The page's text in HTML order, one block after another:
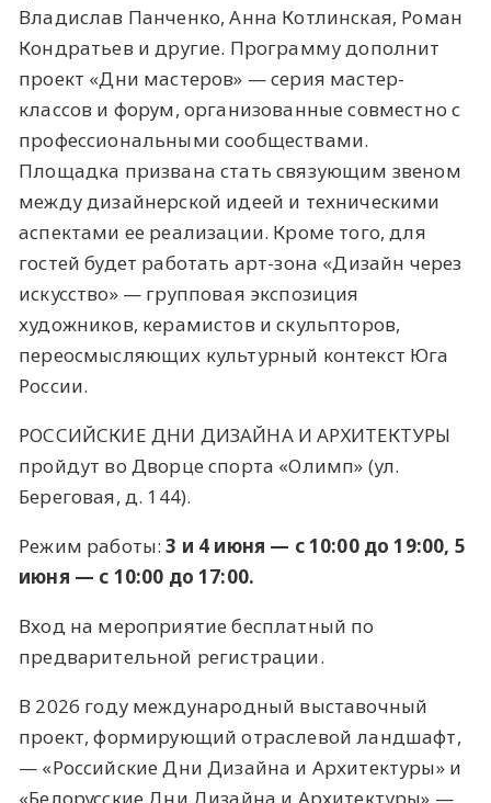
Владислав Панченко, Анна Котлинская, Роман
Кондратьев и другие. Программу дополнит
проект «Дни мастеров» — серия мастер-
классов и форум, организованные совместно с
профессиональными сообществами.
Площадка призвана стать связующим звеном
между дизайнерской идеей и техническими
аспектами ее реализации. Кроме того, для
гостей будет работать арт-зона «Дизайн через
искусство» — групповая экспозиция
художников, керамистов и скульпторов,
переосмысляющих культурный контекст Юга
России.
РОССИЙСКИЕ ДНИ ДИЗАЙНА И АРХИТЕКТУРЫ
пройдут во Дворце спорта «Олимп» (ул.
Береговая, д. 144).
Режим работы:3 и 4 июня — с 10:00 до 19:00, 5
июня — с 10:00 до 17:00.
Вход на мероприятие бесплатный по
предварительной регистрации.
В 2026 году международный выставочный
проект, формирующий отраслевой ландшафт,
— «Российские Дни Дизайна и Архитектуры» и
«Белорусские Дни Дизайна и Архитектуры» —